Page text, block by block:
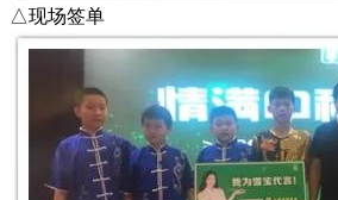
△现场签单